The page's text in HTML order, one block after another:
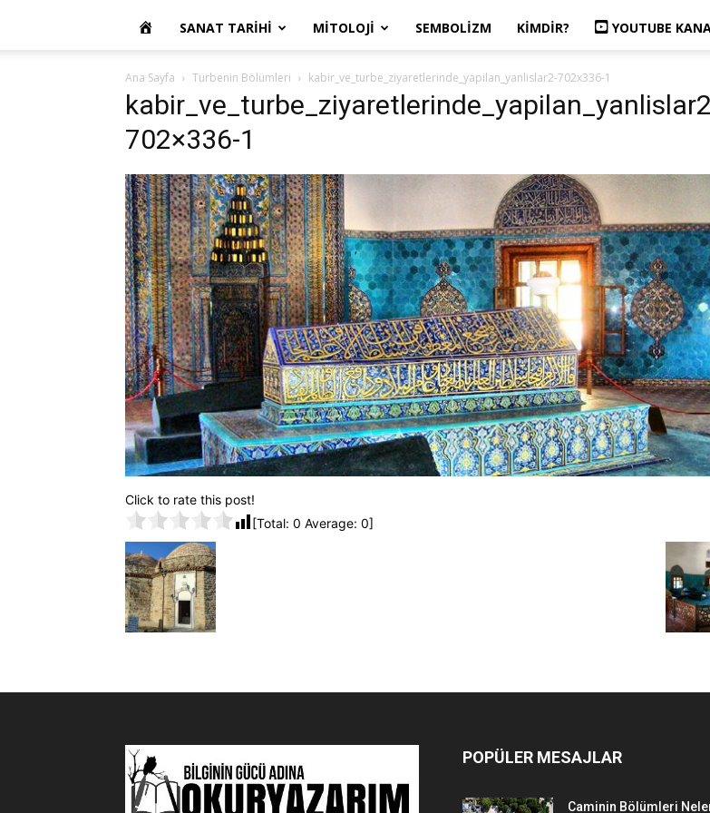
OKUR
YAZARIM
SANAT TARIHI MITOLOJI SEMBOLIZM KIMDIR? YOUTUBE
Ana Sayfa Türbenin Bölümleri kabir_ve_turbe_ziyaretlerinde_yapilan_yanlislar2-702x336-1
702×336-1
Click to rate this post!
[Total: 0 Average: 0]
POPÜLER MESAJLAR
Caminin Bölümleri